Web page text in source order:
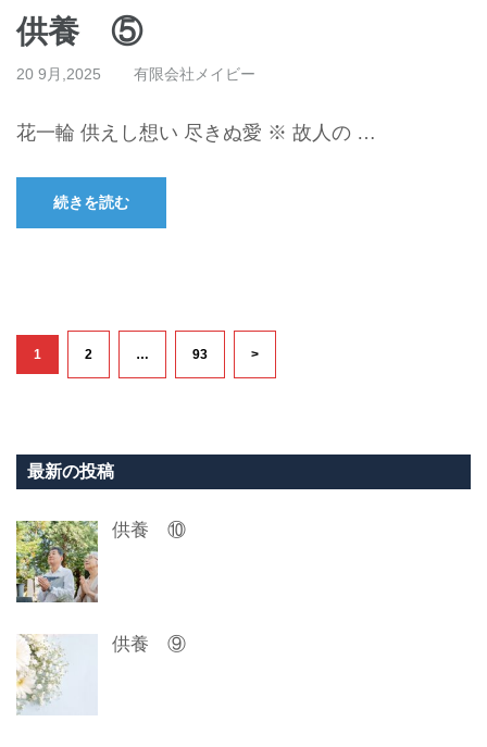
供養 ⑤
20 9月,2025 有限会社メイビー
花一輪 供えし想い 尽きぬ愛 ※ 故人の …
続きを読む
投
ビ
ゲ
ー
シ
ョ
ン
固
定
1
固
定
2 …
固
定
93 >
最新の投稿
供養 ⑩
供養 ⑨